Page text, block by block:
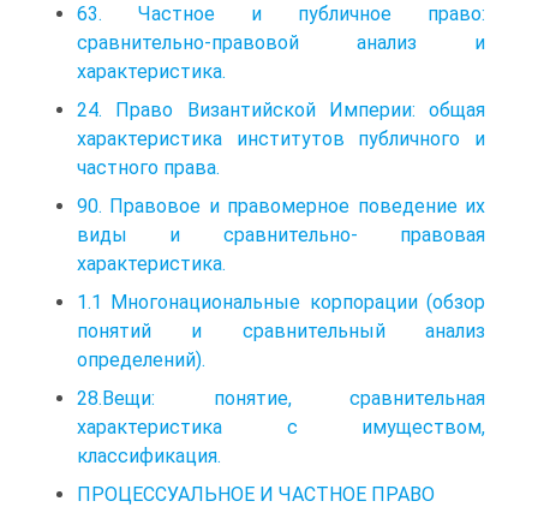
63. Частное и публичное право:
сравнительно-правовой анализ и
характеристика.
24. Право Византийской Империи: общая
характеристика институтов публичного и
частного права.
90. Правовое и правомерное поведение их
виды и сравнительно- правовая
характеристика.
1.1 Многонациональные корпорации (обзор
понятий и сравнительный анализ
определений).
28.Вещи: понятие, сравнительная
характеристика с имуществом,
классификация.
ПРОЦЕССУАЛЬНОЕ И ЧАСТНОЕ ПРАВО